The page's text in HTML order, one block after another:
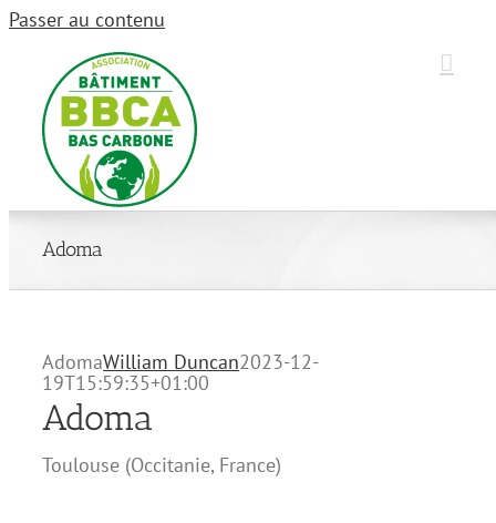
Passer au contenu
Adoma
AdomaWilliam Duncan2023-12-
19T15:59:35+01:00
Adoma
Toulouse(Occitanie, France)